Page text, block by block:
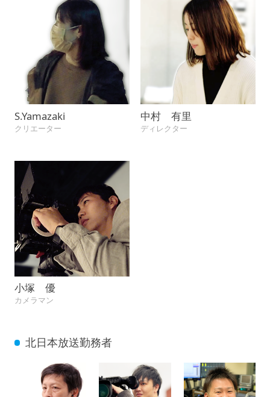
S.Yamazaki
クリエーター
中村 有里
ディレクター
小塚 優
カメラマン
北日本放送勤務者